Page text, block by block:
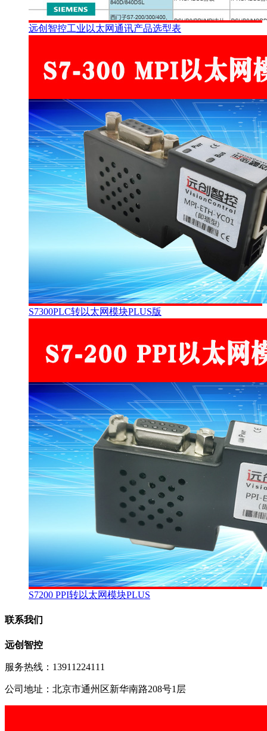
远创智控工业以太网通讯产品选型表
S7300PLC转以太网模块PLUS版
S7200 PPI转以太网模块PLUS
联系我们
远创智控
服务热线：13911224111
公司地址：北京市通州区新华南路208号1层